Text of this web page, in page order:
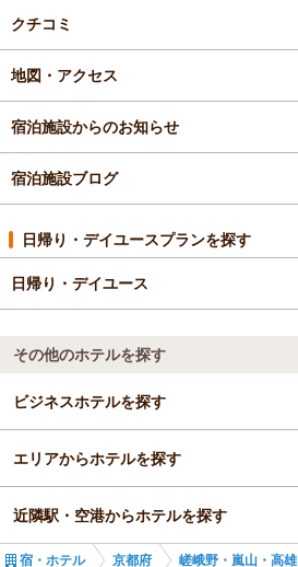
クチコミ
地図・アクセス
宿泊施設からのお知らせ
宿泊施設ブログ
日帰り・デイユースプランを探す
日帰り・デイユース
その他のホテルを探す
ビジネスホテルを探す
京都府
嵯峨野・嵐山・高雄
エリアからホテルを探す
京都府
近隣駅・空港からホテルを探す
宿・ホテル 京都府 嵯峨野・嵐山・高雄